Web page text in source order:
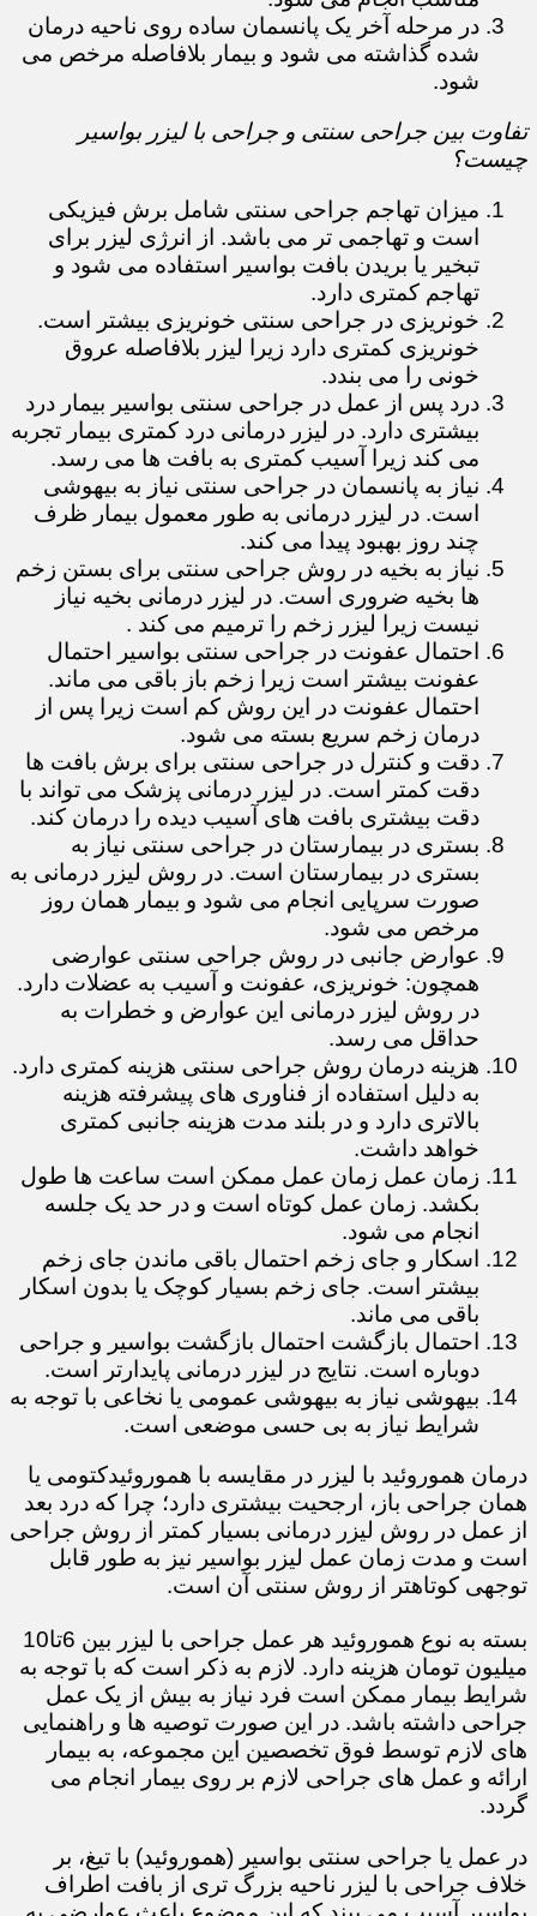
در مرحله آخر یک پانسمان ساده روی ناحیه درمان
شده گذاشته می شود و بیمار بلافاصله مرخص می
شود.
تفاوت بین جراحی سنتی و جراحی با لیزر بواسیر
چیست؟
میزان تهاجم جراحی سنتی شامل برش فیزیکی
است و تهاجمی تر می باشد. از انرژی لیزر برای
تبخیر یا بریدن بافت بواسیر استفاده می شود و
تهاجم کمتری دارد.
خونریزی در جراحی سنتی خونریزی بیشتر است.
خونریزی کمتری دارد زیرا لیزر بلافاصله عروق
خونی را می بندد.
درد پس از عمل در جراحی سنتی بواسیر بیمار درد
بیشتری دارد. در لیزر درمانی درد کمتری بیمار تجربه
می کند زیرا آسیب کمتری به بافت ها می رسد.
نیاز به پانسمان در جراحی سنتی نیاز به بیهوشی
است. در لیزر درمانی به طور معمول بیمار ظرف
چند روز بهبود پیدا می کند.
نیاز به بخیه در روش جراحی سنتی برای بستن زخم
ها بخیه ضروری است. در لیزر درمانی بخیه نیاز
نیست زیرا لیزر زخم را ترمیم می کند .
احتمال عفونت در جراحی سنتی بواسیر احتمال
عفونت بیشتر است زیرا زخم باز باقی می ماند.
احتمال عفونت در این روش کم است زیرا پس از
درمان زخم سریع بسته می شود.
دقت و کنترل در جراحی سنتی برای برش بافت ها
دقت کمتر است. در لیزر درمانی پزشک می تواند با
دقت بیشتری بافت های آسیب دیده را درمان کند.
بستری در بیمارستان در جراحی سنتی نیاز به
بستری در بیمارستان است. در روش لیزر درمانی به
صورت سرپایی انجام می شود و بیمار همان روز
مرخص می شود.
عوارض جانبی در روش جراحی سنتی عوارضی
همچون: خونریزی، عفونت و آسیب به عضلات دارد.
در روش لیزر درمانی این عوارض و خطرات به
حداقل می رسد.
هزینه درمان روش جراحی سنتی هزینه کمتری دارد.
به دلیل استفاده از فناوری های پیشرفته هزینه
بالاتری دارد و در بلند مدت هزینه جانبی کمتری
خواهد داشت.
زمان عمل زمان عمل ممکن است ساعت ها طول
بکشد. زمان عمل کوتاه است و در حد یک جلسه
انجام می شود.
اسکار و جای زخم احتمال باقی ماندن جای زخم
بیشتر است. جای زخم بسیار کوچک یا بدون اسکار
باقی می ماند.
احتمال بازگشت احتمال بازگشت بواسیر و جراحی
دوباره است. نتایج در لیزر درمانی پایدارتر است.
بیهوشی نیاز به بیهوشی عمومی یا نخاعی با توجه به
شرایط نیاز به بی حسی موضعی است.
درمان هموروئید با لیزر در مقایسه با هموروئیدکتومی یا
همان جراحی باز، ارجحیت بیشتری دارد؛ چرا که درد بعد
از عمل در روش لیزر درمانی بسیار کمتر از روش جراحی
است و مدت زمان عمل لیزر بواسیر نیز به طور قابل
توجهی کوتاهتر از روش سنتی آن است.
بسته به نوع هموروئید هر عمل جراحی با لیزر بین 6تا10
میلیون تومان هزینه دارد. لازم به ذکر است که با توجه به
شرایط بیمار ممکن است فرد نیاز به بیش از یک عمل
جراحی داشته باشد. در این صورت توصیه ها و راهنمایی
های لازم توسط فوق تخصصین این مجموعه، به بیمار
ارائه و عمل های جراحی لازم بر روی بیمار انجام می
گردد.
در عمل یا جراحی سنتی بواسیر (هموروئید) با تیغ، بر
خلاف جراحی با لیزر ناحیه بزرگ تری از بافت اطراف